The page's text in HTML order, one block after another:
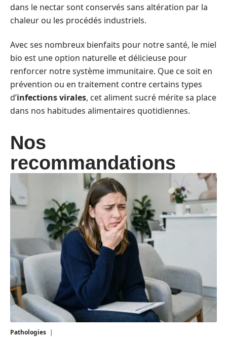
dans le nectar sont conservés sans altération par la
chaleur ou les procédés industriels.
Avec ses nombreux bienfaits pour notre santé, le miel
bio est une option naturelle et délicieuse pour
renforcer notre système immunitaire. Que ce soit en
prévention ou en traitement contre certains types
d’infections virales, cet aliment sucré mérite sa place
dans nos habitudes alimentaires quotidiennes.
Nos
recommandations
Pathologies